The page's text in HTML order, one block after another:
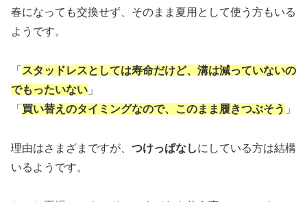
春になっても交換せず、そのまま夏用として使う方もいる
ようです。
「 スタッドレスとしては寿命だけど、溝は減っていないの
でもったいない 」
「 買い替えのタイミングなので、このまま履きつぶそう 」
理由はさまざまですが、 つけっぱなしにしている方は結構
いるようです。